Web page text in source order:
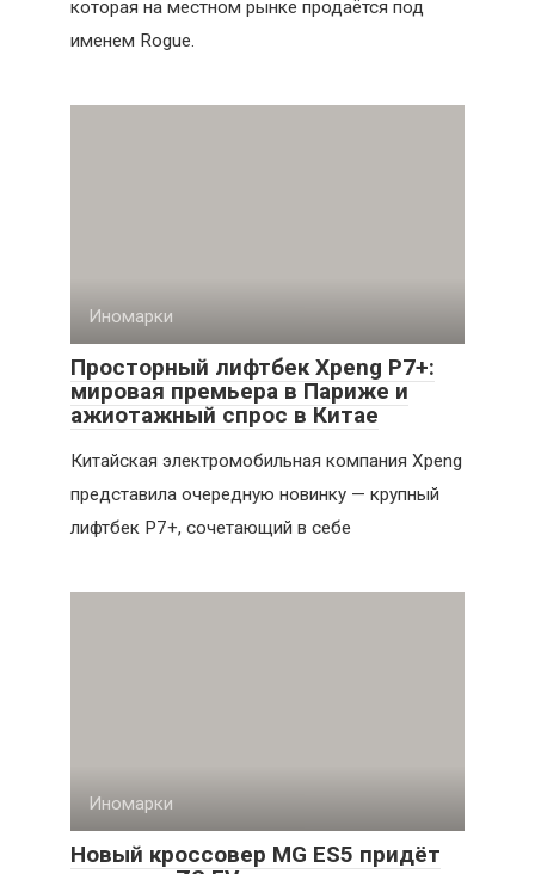
которая на местном рынке продаётся под
именем Rogue.
Иномарки
Просторный лифтбек Xpeng P7+:
мировая премьера в Париже и
ажиотажный спрос в Китае
Китайская электромобильная компания Xpeng
представила очередную новинку — крупный
лифтбек P7+, сочетающий в себе
Иномарки
Новый кроссовер MG ES5 придёт